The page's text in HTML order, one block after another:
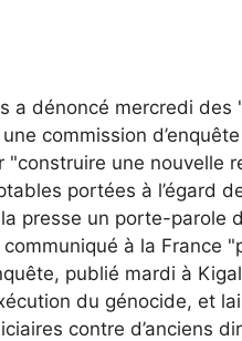
a dénoncé mercredi des
commission
une nouvelle
portées à l’égard
presse un porte-parole
à la France
publié mardi à
du génocide, et
contre d’anciens